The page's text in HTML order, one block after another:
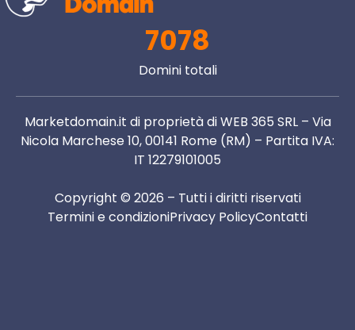
7078
Domini totali
Marketdomain.it di proprietà di WEB 365 SRL – Via
Nicola Marchese 10, 00141 Rome (RM) – Partita IVA:
IT 12279101005
Copyright © 2026 – Tutti i diritti riservati
Termini e condizioniPrivacy PolicyContatti